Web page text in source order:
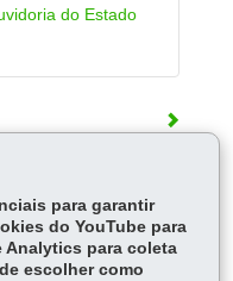
do Estado
para garantir
do YouTube para
Analytics para coleta
escolher como